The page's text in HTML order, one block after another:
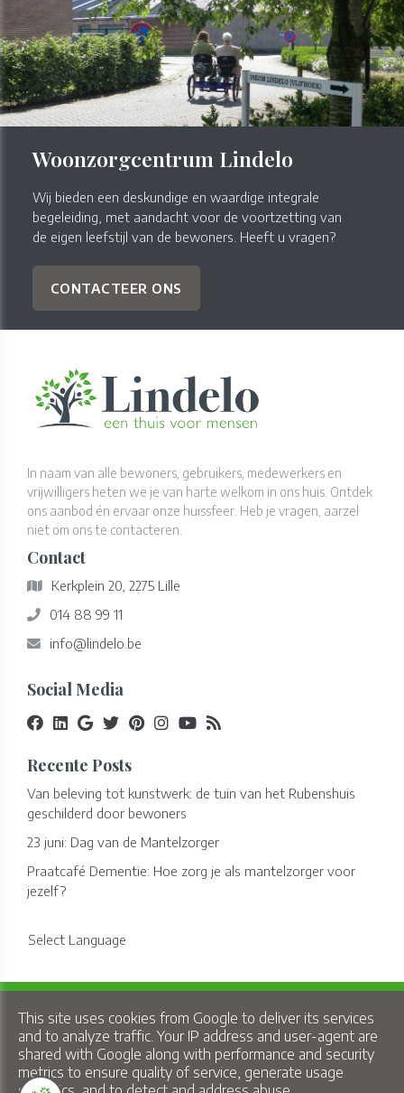
Woonzorgcentrum Lindelo
Wij bieden een deskundige en waardige integrale
begeleiding, met aandacht voor de voortzetting van
de eigen leefstijl van de bewoners. Heeft u vragen?
CONTACTEER ONS
In naam van alle bewoners, gebruikers, medewerkers en
vrijwilligers heten we je van harte welkom in ons huis. Ontdek
ons aanbod én ervaar onze huissfeer. Heb je vragen, aarzel
niet om ons te contacteren.
Contact
Kerkplein 20, 2275 Lille
014 88 99 11
info@lindelo.be
Social Media
Recente Posts
Van beleving tot kunstwerk: de tuin van het Rubenshuis
geschilderd door bewoners
23 juni: Dag van de Mantelzorger
Praatcafé Dementie: Hoe zorg je als mantelzorger voor
jezelf?
Select Language
Privacy & Cookies| UP-TO-DATE WebDesign
This site uses cookies from Google to deliver its services
and to analyze traffic. Your IP address and user-agent are
shared with Google along with performance and security
metrics to ensure quality of service, generate usage